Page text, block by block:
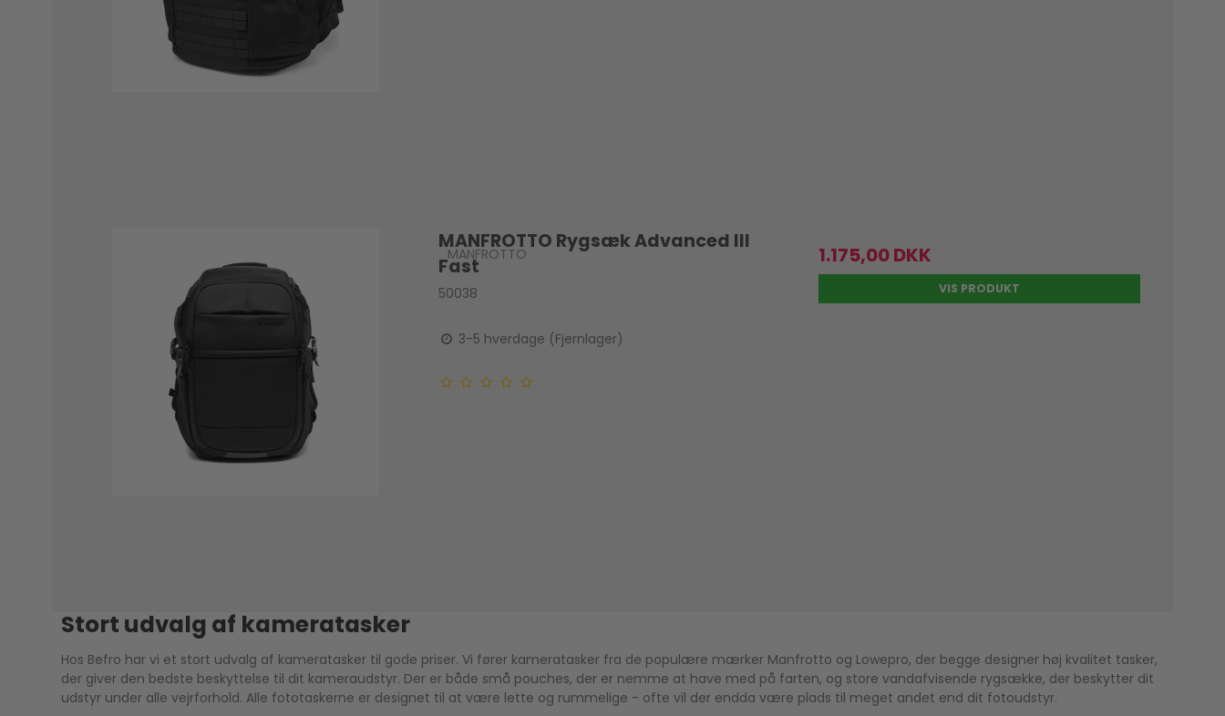
MANFROTTO Rygsæk Advanced III
Fast
MANFROTTO
50038
3-5 hverdage (Fjernlager)
1.175,00 DKK
VIS PRODUKT
Stort udvalg af kameratasker
Hos Befro har vi et stort udvalg af kameratasker til gode priser. Vi fører kameratasker fra de populære mærker Manfrotto og Lowepro, der begge designer høj kvalitet tasker,
der giver den bedste beskyttelse til dit kameraudstyr. Der er både små pouches, der er nemme at have med på farten, og store vandafvisende rygsække, der beskytter dit
udstyr under alle vejrforhold. Alle fototaskerne er designet til at være lette og rummelige - ofte vil der endda være plads til meget andet end dit fotoudstyr.